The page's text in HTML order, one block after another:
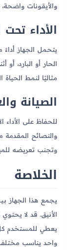
والأيقونات
الأداء
يتحمل الجهاز
الحار أو البارد، أو
مثاليًا لنمط الحياة
الصيانة
للحفاظ على الأداء
والنصائح المقدمة
وتجنب تعريضه
الخلاصة
يجمع هذا الجهاز
الأنيق. قد لا
يعطي للمستخدم
واحد يناسب مختلف